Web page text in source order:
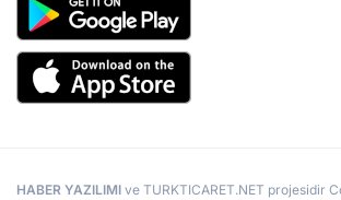
HABER YAZILIMI ve TURKTICARET.NET projesidir